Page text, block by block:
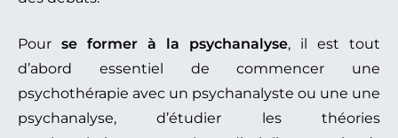
Pour se former à la psychanalyse, il est tout
d’abord essentiel de commencer une
psychothérapie avec un psychanalyste ou une une
psychanalyse, d’étudier les théories